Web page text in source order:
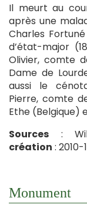
Il meurt au
après une
Charles
d’état-major
Olivier, comte
Dame de
aussi le
Pierre, comte
Ethe (Belgique)
Sources :
création : 2010-
Monument